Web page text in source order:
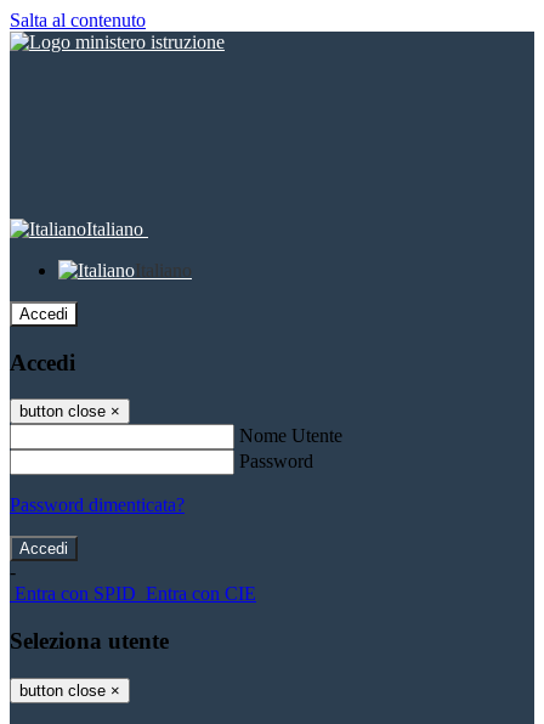
Salta al contenuto
Italiano
Italiano
Accedi
Accedi
button close ×
Nome Utente
Password
Password dimenticata?
-
Entra con SPID Entra con CIE
Seleziona utente
button close ×